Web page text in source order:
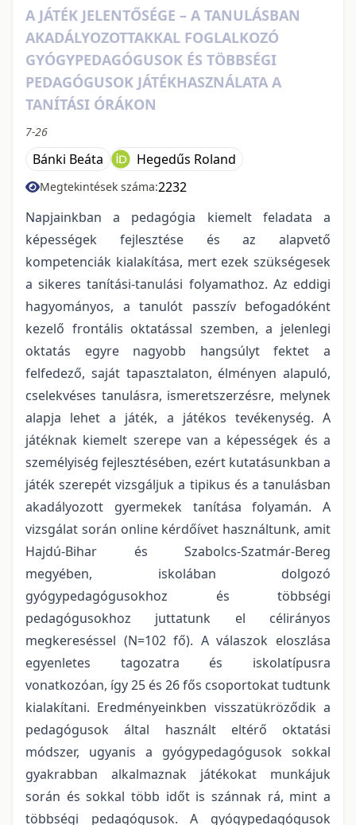
A JÁTÉK JELENTŐSÉGE – A TANULÁSBAN
AKADÁLYOZOTTAKKAL FOGLALKOZÓ
GYÓGYPEDAGÓGUSOK ÉS TÖBBSÉGI
PEDAGÓGUSOK JÁTÉKHASZNÁLATA A
TANÍTÁSI ÓRÁKON
7-26
Bánki Beáta Hegedűs Roland
Megtekintések száma:2232
Napjainkban a pedagógia kiemelt feladata a
képességek fejlesztése és az alapvető
kompetenciák kialakítása, mert ezek szükségesek
a sikeres tanítási-tanulási folyamathoz. Az eddigi
hagyományos, a tanulót passzív befogadóként
kezelő frontális oktatással szemben, a jelenlegi
oktatás egyre nagyobb hangsúlyt fektet a
felfedező, saját tapasztalaton, élményen alapuló,
cselekvéses tanulásra, ismeretszerzésre, melynek
alapja lehet a játék, a játékos tevékenység. A
játéknak kiemelt szerepe van a képességek és a
személyiség fejlesztésében, ezért kutatásunkban a
játék szerepét vizsgáljuk a tipikus és a tanulásban
akadályozott gyermekek tanítása folyamán. A
vizsgálat során online kérdőívet használtunk, amit
Hajdú-Bihar és Szabolcs-Szatmár-Bereg
megyében, iskolában dolgozó
gyógypedagógusokhoz és többségi
pedagógusokhoz juttatunk el célirányos
megkereséssel (N=102 fő). A válaszok eloszlása
egyenletes tagozatra és iskolatípusra
vonatkozóan, így 25 és 26 fős csoportokat tudtunk
kialakítani. Eredményeinkben visszatükröződik a
pedagógusok által használt eltérő oktatási
módszer, ugyanis a gyógypedagógusok sokkal
gyakrabban alkalmaznak játékokat munkájuk
során és sokkal több időt is szánnak rá, mint a
többségi pedagógusok. A gyógypedagógusok